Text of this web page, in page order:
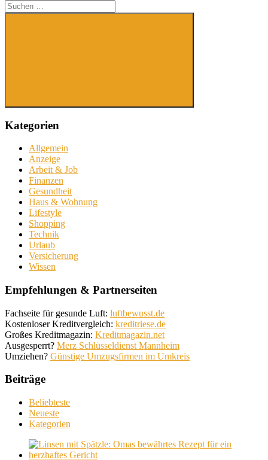
Suchen
nach:
Suchen
Kategorien
Allgemein
Anzeige
Arbeit & Job
Finanzen
Gesundheit
Haus & Wohnung
Lifestyle
Shopping
Technik
Urlaub
Versicherung
Wissen
Empfehlungen & Partnerseiten
Fachseite für gesunde Luft: luftbewusst.de
Kostenloser Kreditvergleich: kreditriese.de
Großes Kreditmagazin: Kreditmagazin.net
Ausgesperrt? Merz Schlüsseldienst Mannheim
Umziehen? Günstige Umzugsfirmen im Umkreis
Beiträge
Beliebteste
Neueste
Kategorien